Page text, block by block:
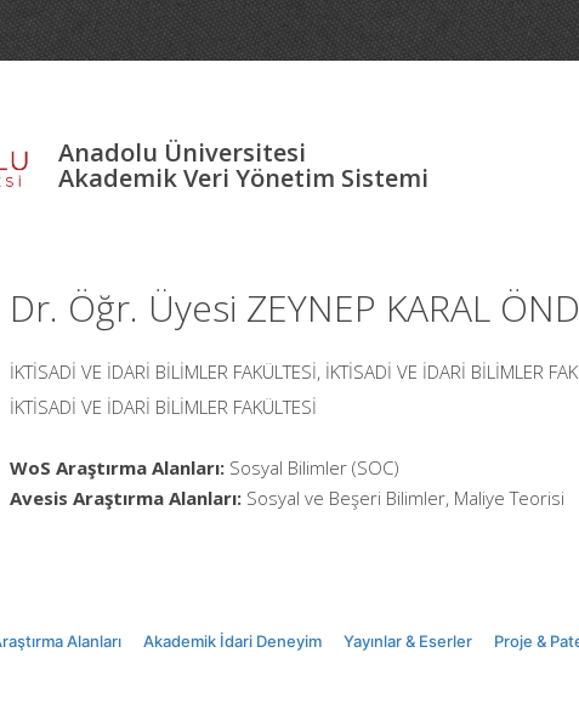
Anadolu Üniversitesi
Akademik Veri Yönetim Sistemi
Dr. Öğr. Üyesi ZEYNEP KARAL
İKTİSADİ VE İDARİ BİLİMLER FAKÜLTESİ, İKTİSADİ VE İDARİ BİLİMLER
İKTİSADİ VE İDARİ BİLİMLER FAKÜLTESİ
WoS Araştırma Alanları: Sosyal Bilimler (SOC)
Avesis Araştırma Alanları: Sosyal ve Beşeri Bilimler, Maliye Teorisi
Alanları Akademik İdari Deneyim Yayınlar & Eserler Proje &